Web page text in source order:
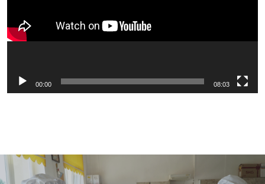
00:00 08:03